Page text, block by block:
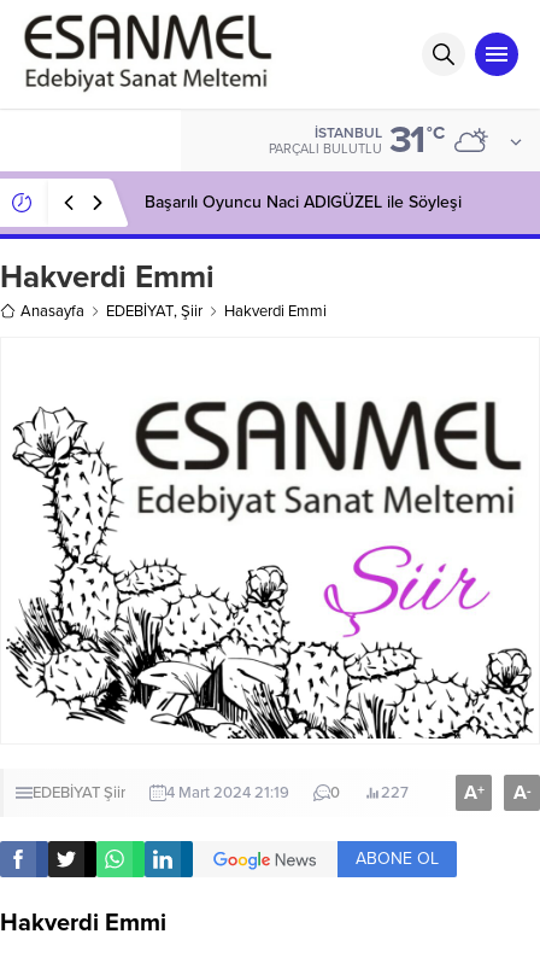
İSTANBUL
PARÇALI BULUTLU 31°C
Başarılı Oyuncu Naci ADIGÜZEL ile Söyleşi
Hakverdi Emmi
Anasayfa EDEBİYAT,Şiir Hakverdi Emmi
EDEBİYATŞiir 4 Mart 2024 21:19 0 227 A+ A-
ABONE OL
Hakverdi Emmi